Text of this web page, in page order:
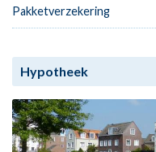
Pakketverzekering
Hypotheek